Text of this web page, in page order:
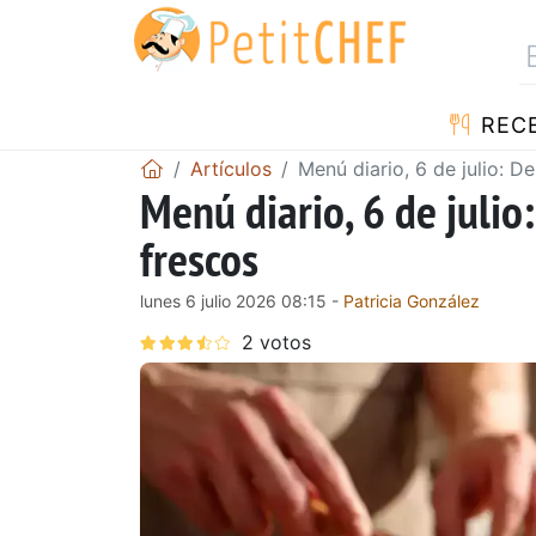
Artículos Menú diario, 6 de julio:
Menú diario, 6 de
frescos
lunes 6 julio 2026 08:15 - Patricia González